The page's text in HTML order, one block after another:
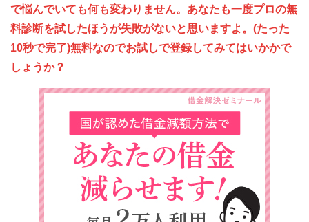
で悩んでいても何も変わりません。あなたも一度プロの無
料診断を試したほうが失敗がないと思いますよ。(たった
10秒で完了)無料なのでお試しで登録してみてはいかかで
しょうか？